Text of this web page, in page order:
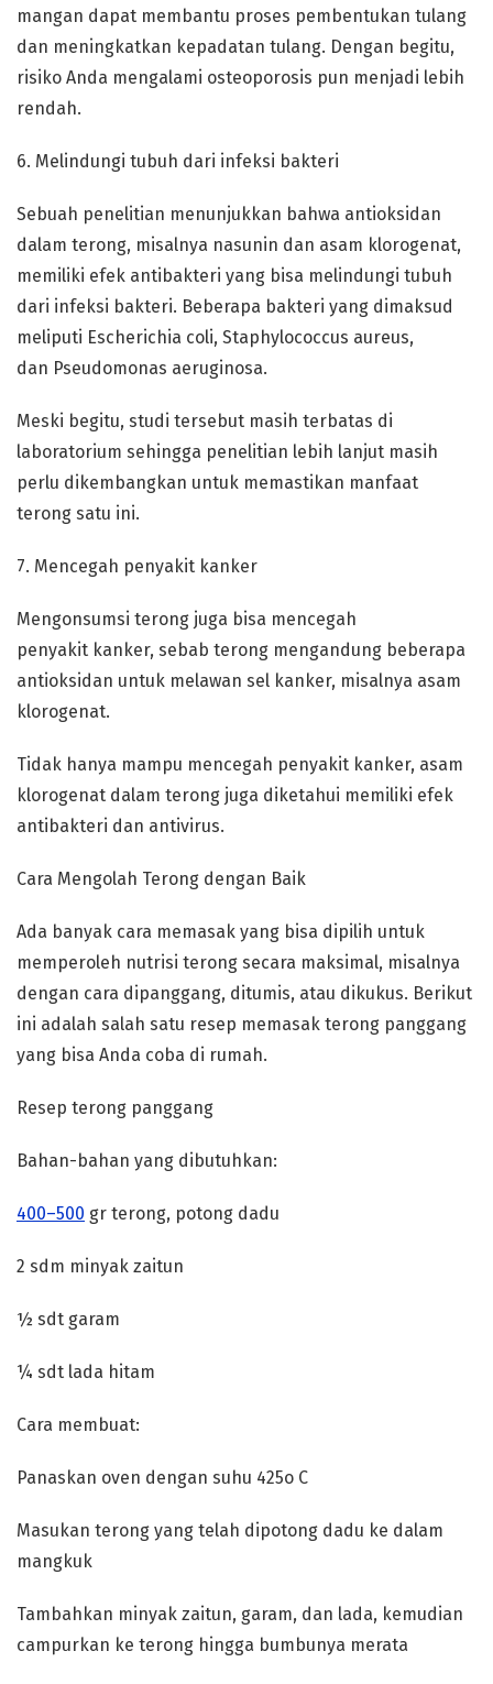
mangan dapat membantu proses pembentukan tulang
dan meningkatkan kepadatan tulang. Dengan begitu,
risiko Anda mengalami osteoporosis pun menjadi lebih
rendah.
6. Melindungi tubuh dari infeksi bakteri
Sebuah penelitian menunjukkan bahwa antioksidan
dalam terong, misalnya nasunin dan asam klorogenat,
memiliki efek antibakteri yang bisa melindungi tubuh
dari infeksi bakteri. Beberapa bakteri yang dimaksud
meliputi Escherichia coli, Staphylococcus aureus,
dan Pseudomonas aeruginosa.
Meski begitu, studi tersebut masih terbatas di
laboratorium sehingga penelitian lebih lanjut masih
perlu dikembangkan untuk memastikan manfaat
terong satu ini.
7. Mencegah penyakit kanker
Mengonsumsi terong juga bisa mencegah
penyakit kanker, sebab terong mengandung beberapa
antioksidan untuk melawan sel kanker, misalnya asam
klorogenat.
Tidak hanya mampu mencegah penyakit kanker, asam
klorogenat dalam terong juga diketahui memiliki efek
antibakteri dan antivirus.
Cara Mengolah Terong dengan Baik
Ada banyak cara memasak yang bisa dipilih untuk
memperoleh nutrisi terong secara maksimal, misalnya
dengan cara dipanggang, ditumis, atau dikukus. Berikut
ini adalah salah satu resep memasak terong panggang
yang bisa Anda coba di rumah.
Resep terong panggang
Bahan-bahan yang dibutuhkan:
400–500 gr terong, potong dadu
2 sdm minyak zaitun
½ sdt garam
¼ sdt lada hitam
Cara membuat:
Panaskan oven dengan suhu 425o C
Masukan terong yang telah dipotong dadu ke dalam
mangkuk
Tambahkan minyak zaitun, garam, dan lada, kemudian
campurkan ke terong hingga bumbunya merata